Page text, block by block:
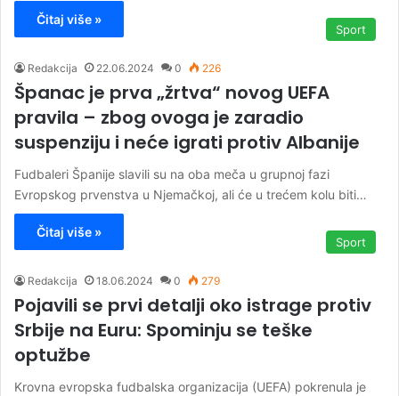
Čitaj više »
Sport
Redakcija 22.06.2024 0 226
Španac je prva „žrtva“ novog UEFA
pravila – zbog ovoga je zaradio
suspenziju i neće igrati protiv Albanije
Fudbaleri Španije slavili su na oba meča u grupnoj fazi
Evropskog prvenstva u Njemačkoj, ali će u trećem kolu biti…
Čitaj više »
Sport
Redakcija 18.06.2024 0 279
Pojavili se prvi detalji oko istrage protiv
Srbije na Euru: Spominju se teške
optužbe
Krovna evropska fudbalska organizacija (UEFA) pokrenula je